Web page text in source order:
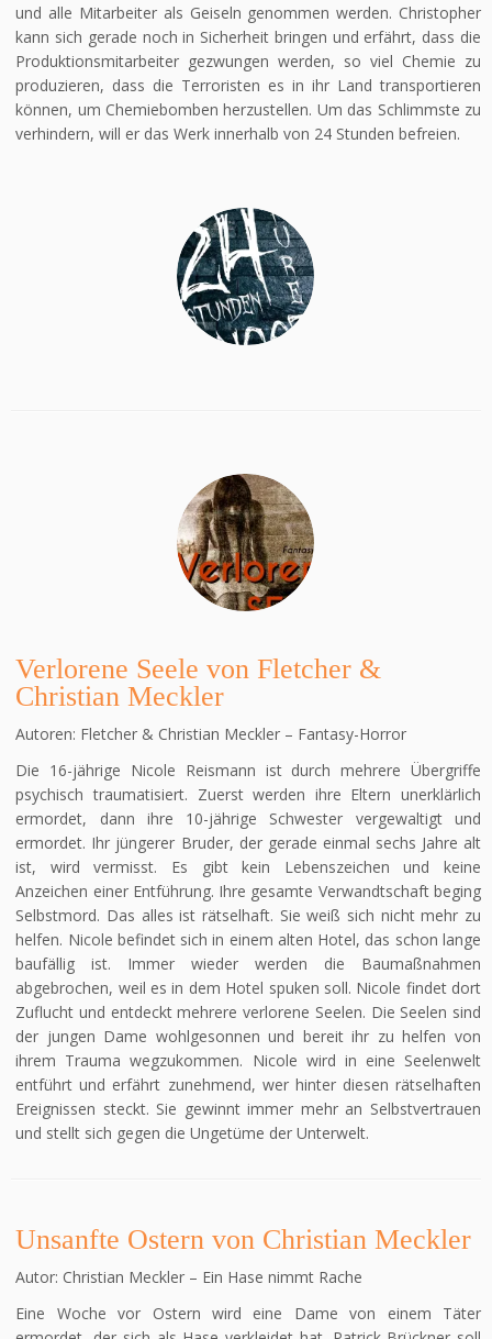
und alle Mitarbeiter als Geiseln genommen werden. Christopher
kann sich gerade noch in Sicherheit bringen und erfährt, dass die
Produktionsmitarbeiter gezwungen werden, so viel Chemie zu
produzieren, dass die Terroristen es in ihr Land transportieren
können, um Chemiebomben herzustellen. Um das Schlimmste zu
verhindern, will er das Werk innerhalb von 24 Stunden befreien.
Verlorene Seele von Fletcher &
Christian Meckler
Autoren: Fletcher & Christian Meckler – Fantasy-Horror
Die 16-jährige Nicole Reismann ist durch mehrere Übergriffe
psychisch traumatisiert. Zuerst werden ihre Eltern unerklärlich
ermordet, dann ihre 10-jährige Schwester vergewaltigt und
ermordet. Ihr jüngerer Bruder, der gerade einmal sechs Jahre alt
ist, wird vermisst. Es gibt kein Lebenszeichen und keine
Anzeichen einer Entführung. Ihre gesamte Verwandtschaft beging
Selbstmord. Das alles ist rätselhaft. Sie weiß sich nicht mehr zu
helfen. Nicole befindet sich in einem alten Hotel, das schon lange
baufällig ist. Immer wieder werden die Baumaßnahmen
abgebrochen, weil es in dem Hotel spuken soll. Nicole findet dort
Zuflucht und entdeckt mehrere verlorene Seelen. Die Seelen sind
der jungen Dame wohlgesonnen und bereit ihr zu helfen von
ihrem Trauma wegzukommen. Nicole wird in eine Seelenwelt
entführt und erfährt zunehmend, wer hinter diesen rätselhaften
Ereignissen steckt. Sie gewinnt immer mehr an Selbstvertrauen
und stellt sich gegen die Ungetüme der Unterwelt.
Unsanfte Ostern von Christian Meckler
Autor: Christian Meckler – Ein Hase nimmt Rache
Eine Woche vor Ostern wird eine Dame von einem Täter